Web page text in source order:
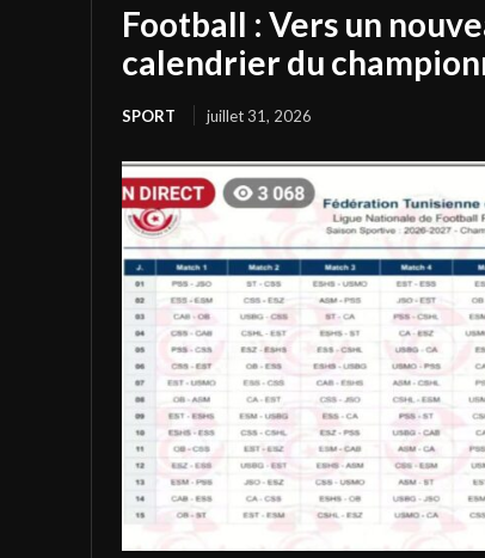
Football : Vers un
calendrier du
SPORT juillet 31, 2026